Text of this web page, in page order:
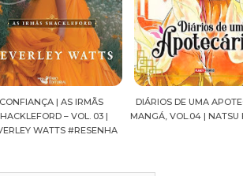
DE UMA APOTECÁRIA |
VOL.04 | NATSU HYUUGA
CAVALEIROS DO
SEIYA FINAL EDITION